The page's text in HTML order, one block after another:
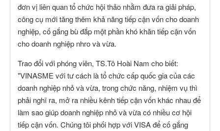
đơn vị liên quan tổ chức hội thảo nhằm đưa ra giải pháp,
công cụ mới tăng thêm khả năng tiếp cận vốn cho doanh
nghiệp, cố gắng bù đắp một phần khó khăn tiếp cận vốn
cho doanh nghiệp nhro và vừa.
Trao đổi với phóng viên, TS.Tô Hoài Nam cho biết:
"VINASME với tư cách là tổ chức cấp quốc gia của các
doanh nghiệp nhỏ và vừa, trong chức năng, nhiệm vụ thì
phải nghĩ ra, mở ra nhiều kênh tiếp cận vốn khác nhau để
làm sao giúp doanh nghiệp nhỏ và vừa có nhiều cơ hội
tiếp cận vốn. Chúng tôi phối hợp với VISA để cố gắng